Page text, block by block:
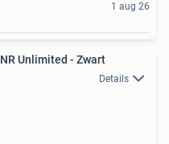
1 aug 26
Unlimited - Zwart
Details